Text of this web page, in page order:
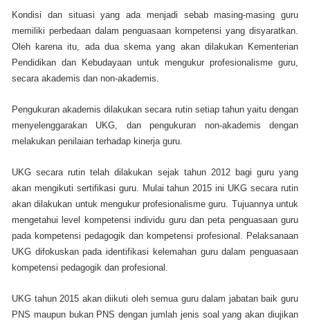
Kondisi dan situasi yang ada menjadi sebab masing-masing guru
memiliki perbedaan dalam penguasaan kompetensi yang disyaratkan.
Oleh karena itu, ada dua skema yang akan dilakukan Kementerian
Pendidikan dan Kebudayaan untuk mengukur profesionalisme guru,
secara akademis dan non-akademis.
Pengukuran akademis dilakukan secara rutin setiap tahun yaitu dengan
menyelenggarakan UKG, dan pengukuran non-akademis dengan
melakukan penilaian terhadap kinerja guru.
UKG secara rutin telah dilakukan sejak tahun 2012 bagi guru yang
akan mengikuti sertifikasi guru. Mulai tahun 2015 ini UKG secara rutin
akan dilakukan untuk mengukur profesionalisme guru. Tujuannya untuk
mengetahui level kompetensi individu guru dan peta penguasaan guru
pada kompetensi pedagogik dan kompetensi profesional. Pelaksanaan
UKG difokuskan pada identifikasi kelemahan guru dalam penguasaan
kompetensi pedagogik dan profesional.
UKG tahun 2015 akan diikuti oleh semua guru dalam jabatan baik guru
PNS maupun bukan PNS dengan jumlah jenis soal yang akan diujikan